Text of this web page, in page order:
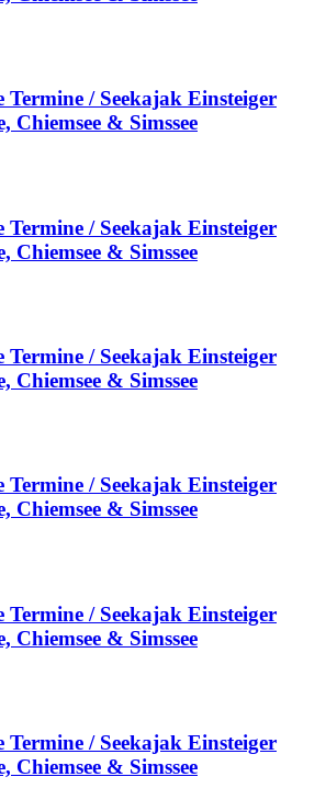
/ Seekajak Einsteiger
Chiemsee & Simssee
/ Seekajak Einsteiger
Chiemsee & Simssee
/ Seekajak Einsteiger
Chiemsee & Simssee
/ Seekajak Einsteiger
Chiemsee & Simssee
/ Seekajak Einsteiger
Chiemsee & Simssee
/ Seekajak Einsteiger
Chiemsee & Simssee